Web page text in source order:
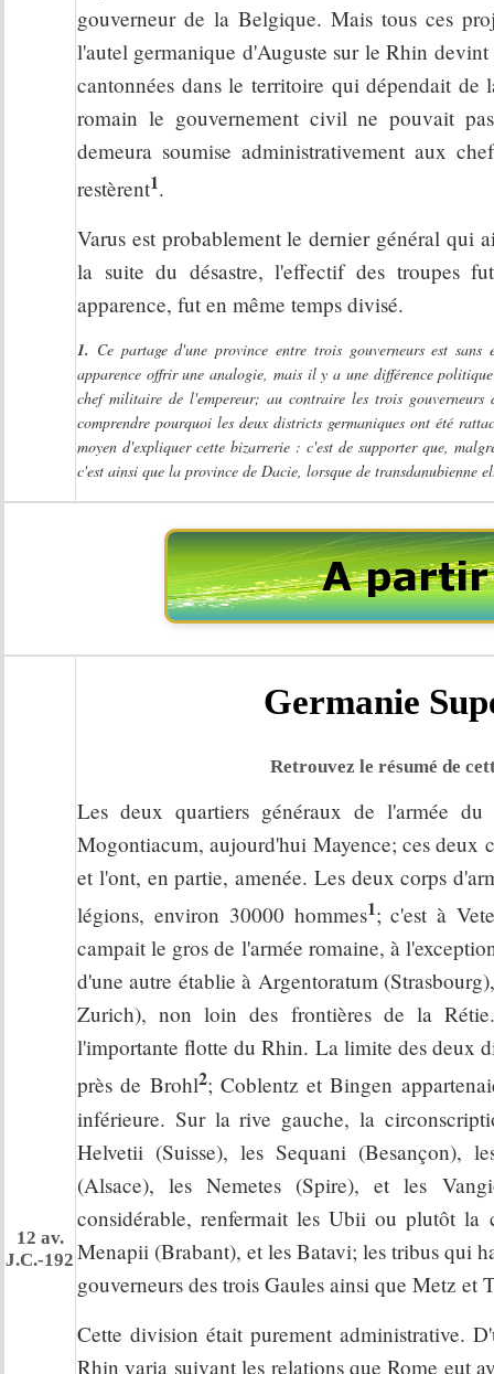
gouverneur de la Belgique. Mais tous ces
l'autel germanique d'Auguste sur le Rhin
cantonnées dans le territoire qui dépendait
romain le gouvernement civil ne pouvait
demeura soumise administrativement aux
restèrent1.
Varus est probablement le dernier général qui
la suite du désastre, l'effectif des troupes
apparence, fut en même temps divisé.
1. Ce partage d'une province entre trois gouverneurs est
apparence offrir une analogie, mais il y a une différence
chef militaire de l'empereur; au contraire les trois
comprendre pourquoi les deux districts germaniques ont été
moyen d'expliquer cette bizarrerie : c'est de supporter que,
c'est ainsi que la province de Dacie, lorsque de transdanubienne
12 av.
J.C.-192
Germanie
Retrouvez le résumé de
Les deux quartiers généraux de l'armée
Mogontiacum, aujourd'hui Mayence; ces deux
et l'ont, en partie, amenée. Les deux corps
légions, environ 30000 hommes1; c'est à
campait le gros de l'armée romaine, à
d'une autre établie à Argentoratum
Zurich), non loin des frontières de la
l'importante flotte du Rhin. La limite des deux
près de Brohl2; Coblentz et Bingen
inférieure. Sur la rive gauche, la
Helvetii (Suisse), les Sequani (Besançon),
(Alsace), les Nemetes (Spire), et les
considérable, renfermait les Ubii ou plutôt la
Menapii (Brabant), et les Batavi; les tribus qui
gouverneurs des trois Gaules ainsi que Metz et
Cette division était purement administrative.
Rhin varia suivant les relations que Rome eut